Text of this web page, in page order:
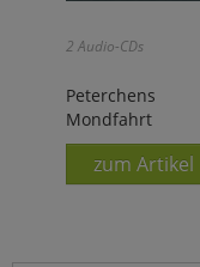
2 Audio-CDs
Peterchens
Mondfahrt
zum Artikel